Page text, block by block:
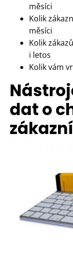
měsíci
Kolik
měsíci
Kolik
i letos
Kolik vám
dat o